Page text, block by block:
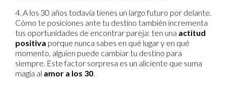
4. A los 30 años todavía tienes un largo futuro por delante.
Cómo te posiciones ante tu destino también incrementa
tus oportunidades de encontrar pareja: ten una actitud
positiva porque nunca sabes en qué lugar y en qué
momento, alguien puede cambiar tu destino para
siempre. Este factor sorpresa es un aliciente que suma
magia al amor a los 30